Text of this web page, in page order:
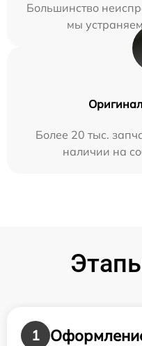
Большинство
мы
Более 20 тыс.
наличии на
1